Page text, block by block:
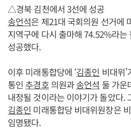
△경북 김천에서 3선에 성공
송언석은 제21대 국회의원 선거에
지역구에 다시 출마해 74.52%라는
성공했다.
이후 미래통합당에 ‘김종인 비대위
통인 추경호의원과송언석 둘 가운
내정될 것이라는 이야기가 돌았다.
김종인 미래통합당 비대위원장은
임명됐다.